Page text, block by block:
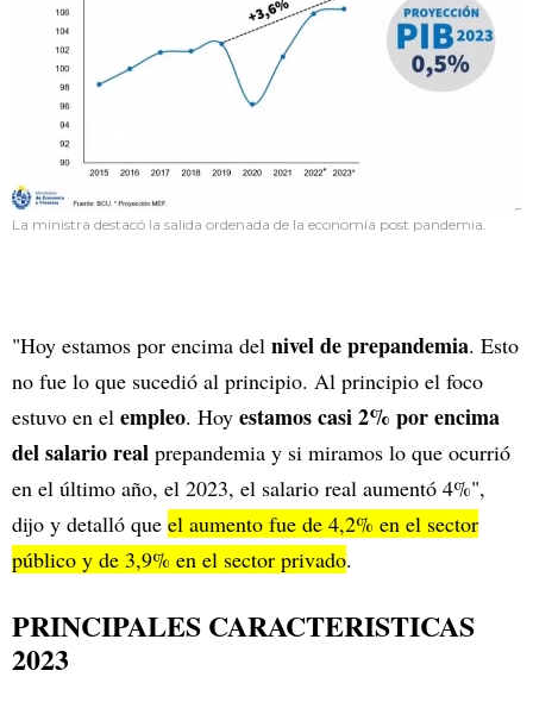
La ministra destacó la salida ordenada de la economía post pandemia.
"Hoy estamos por encima del nivel de prepandemia. Esto
no fue lo que sucedió al principio. Al principio el foco
estuvo en el empleo. Hoy estamos casi 2% por encima
del salario real prepandemia y si miramos lo que ocurrió
en el último año, el 2023, el salario real aumentó 4%",
dijo y detalló que el aumento fue de 4,2% en el sector
público y de 3,9% en el sector privado.
PRINCIPALES CARACTERISTICAS
2023